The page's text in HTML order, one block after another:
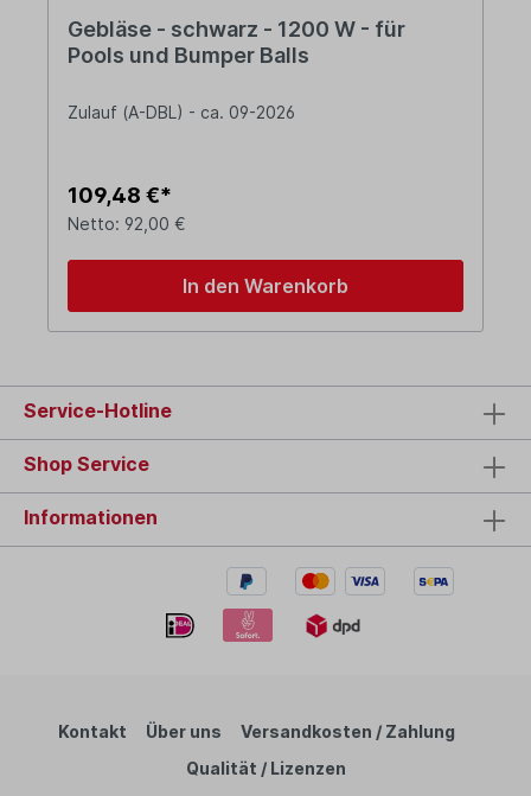
Gebläse - schwarz - 1200 W - für
Pools und Bumper Balls
Zulauf (A-DBL) - ca. 09-2026
109,48 €*
Netto: 92,00 €
In den Warenkorb
Service-Hotline
Shop Service
Informationen
Kontakt Über uns
Versandkosten / Zahlung
Qualität / Lizenzen